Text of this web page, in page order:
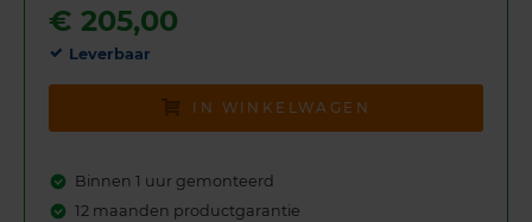
€ 205,00
Leverbaar
IN WINKELWAGEN
Binnen 1 uur gemonteerd
12 maanden productgarantie